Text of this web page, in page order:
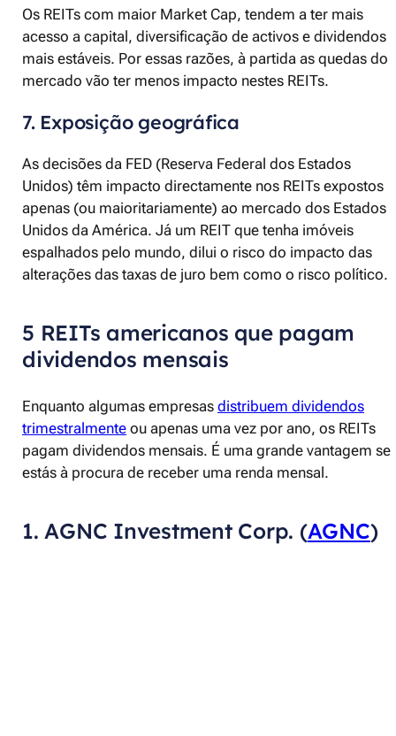
Os REITs com maior Market Cap, tendem a ter mais
acesso a capital, diversificação de activos e dividendos
mais estáveis. Por essas razões, à partida as quedas do
mercado vão ter menos impacto nestes REITs.
7. Exposição geográfica
As decisões da FED (Reserva Federal dos Estados
Unidos) têm impacto directamente nos REITs expostos
apenas (ou maioritariamente) ao mercado dos Estados
Unidos da América. Já um REIT que tenha imóveis
espalhados pelo mundo, dilui o risco do impacto das
alterações das taxas de juro bem como o risco político.
5 REITs americanos que pagam
dividendos mensais
Enquanto algumas empresas distribuem dividendos
trimestralmente ou apenas uma vez por ano, os REITs
pagam dividendos mensais. É uma grande vantagem se
estás à procura de receber uma renda mensal.
1. AGNC Investment Corp. (AGNC)